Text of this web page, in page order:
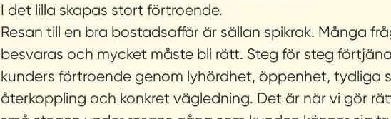
I det lilla skapas stort förtroende.
Resan till en bra bostadsaffär är sällan spikrak. Många
besvaras och mycket måste bli rätt. Steg för steg
kunders förtroende genom lyhördhet, öppenhet, tydliga
återkoppling och konkret vägledning. Det är när vi gör